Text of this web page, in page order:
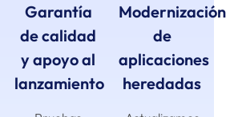
Garantía
de calidad
y apoyo al
lanzamiento
Modernización
de
aplicaciones
heredadas